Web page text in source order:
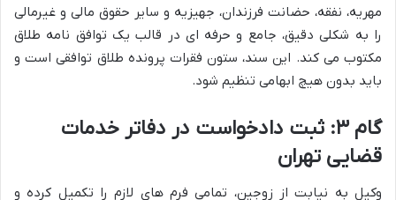
مهریه، نفقه، حضانت فرزندان، جهیزیه و سایر حقوق مالی و غیرمالی
را به شکلی دقیق، جامع و حرفه ای در قالب یک توافق نامه طلاق
مکتوب می کند. این سند، ستون فقرات پرونده طلاق توافقی است و
باید بدون هیچ ابهامی تنظیم شود.
گام ۳: ثبت دادخواست در دفاتر خدمات
قضایی تهران
وکیل به نیابت از زوجین، تمامی فرم های لازم را تکمیل کرده و